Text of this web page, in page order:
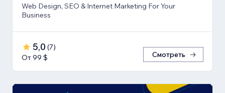
Web Design, SEO & Internet Marketing For Your
Business
5,0 (7)
От 99 $
Смотреть